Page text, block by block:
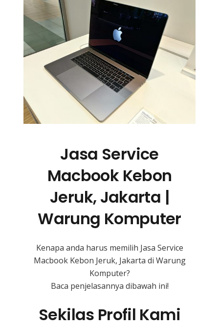
Jasa Service
Macbook Kebon
Jeruk, Jakarta |
Warung Komputer
Kenapa anda harus memilih Jasa Service
Macbook Kebon Jeruk, Jakarta di Warung
Komputer?
Baca penjelasannya dibawah ini!
Sekilas Profil Kami